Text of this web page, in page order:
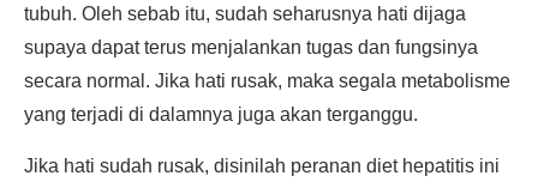
tubuh. Oleh sebab itu, sudah seharusnya hati dijaga
supaya dapat terus menjalankan tugas dan fungsinya
secara normal. Jika hati rusak, maka segala metabolisme
yang terjadi di dalamnya juga akan terganggu.
Jika hati sudah rusak, disinilah peranan diet hepatitis ini